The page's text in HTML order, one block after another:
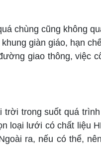
chùng cũng không
giàn giáo, hạn
giao thông, việc
trong suốt quá
loại lưới có chất liệu
ra, nếu có thể,